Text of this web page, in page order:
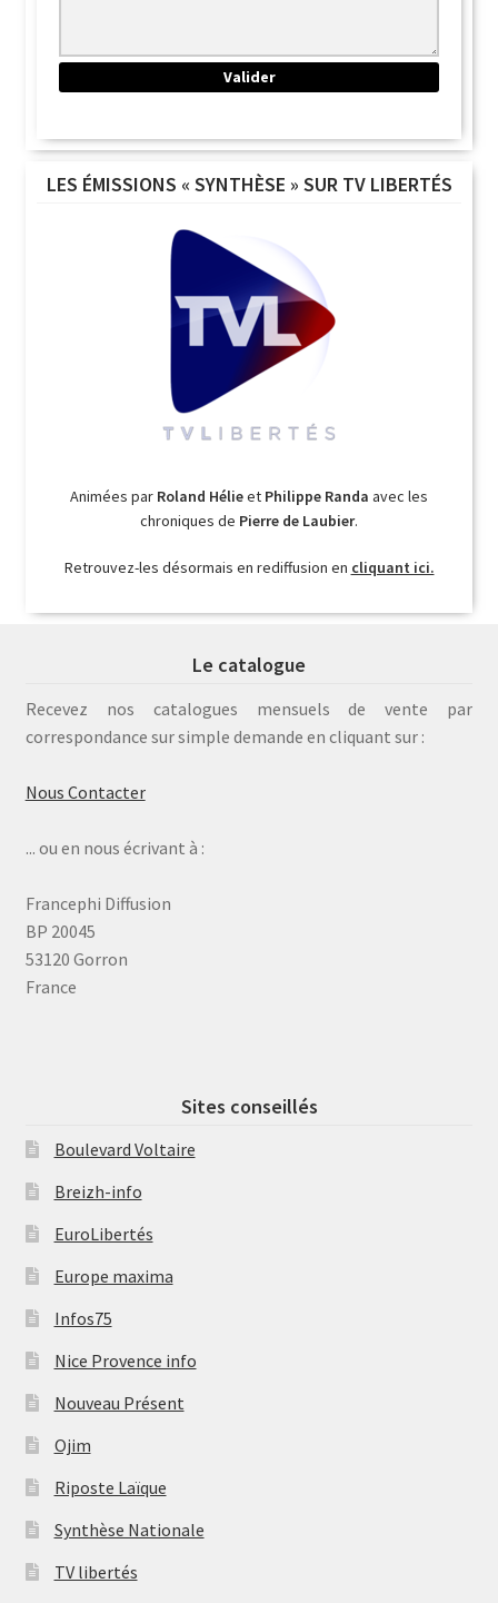
LES ÉMISSIONS « SYNTHÈSE » SUR TV LIBERTÉS
Animées par Roland Hélieet Philippe Randa avec les
chroniques de Pierre de Laubier.
Retrouvez-les désormais en rediffusion en cliquant ici.
Le catalogue
Recevez nos catalogues mensuels de vente par
correspondance sur simple demande en cliquant sur :
Nous Contacter
... ou en nous écrivant à :
Francephi Diffusion
BP 20045
53120 Gorron
France
Sites conseillés
Boulevard Voltaire
Breizh-info
EuroLibertés
Europe maxima
Infos75
Nice Provence info
Nouveau Présent
Ojim
Riposte Laïque
Synthèse Nationale
TV libertés